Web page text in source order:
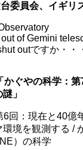
委員会、イギリ
of Gemini
outですか・・
かぐやの科学：
」
6回：現在と40億
環境を観測する /
）の科学